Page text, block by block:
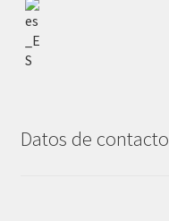
Datos de contacto